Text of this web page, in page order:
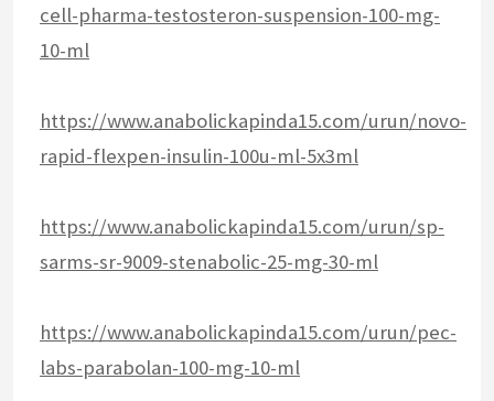
cell-pharma-testosteron-suspension-100-mg-
10-ml
https://www.anabolickapinda15.com/urun/novo-
rapid-flexpen-insulin-100u-ml-5x3ml
https://www.anabolickapinda15.com/urun/sp-
sarms-sr-9009-stenabolic-25-mg-30-ml
https://www.anabolickapinda15.com/urun/pec-
labs-parabolan-100-mg-10-ml